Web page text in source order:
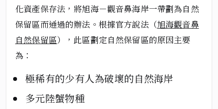
化資產保存法，將旭海－觀音鼻海岸一帶劃為自然
保留區而通過的辦法。根據官方說法（旭海觀音鼻
自然保留區），此區劃定自然保留區的原因主要
為：
極稀有的少有人為破壞的自然海岸
多元陸蟹物種